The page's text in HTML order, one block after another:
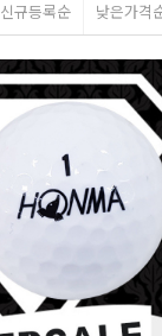
신규등록순 낮은가격